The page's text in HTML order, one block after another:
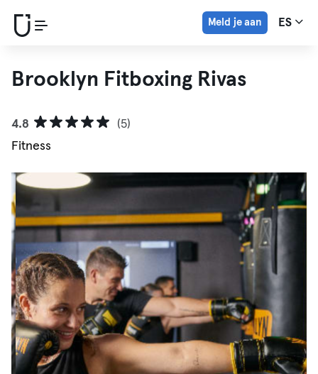
Meld je aan ES
Brooklyn Fitboxing Rivas
4.8
(5)
Fitness